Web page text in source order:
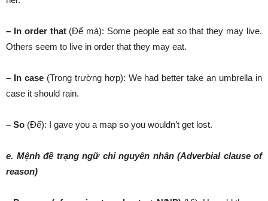
– In order that(Để mà): Some people eat so that they may live.
Others seem to live in order that they may eat.
– In case(Trong trường hợp): We had better take an umbrella in
case it should rain.
– So (Để): I gave you a map so you wouldn’t get lost.
e. Mệnh đề trạng ngữ chỉ nguyên nhân (Adverbial clause of
reason)